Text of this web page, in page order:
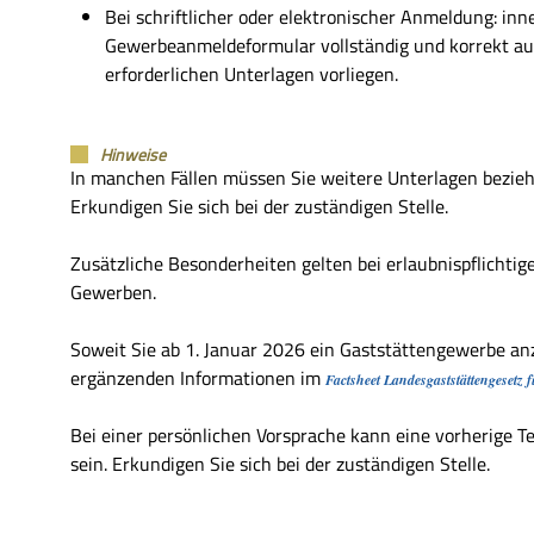
Bei schriftlicher oder elektronischer Anmeldung:
Gewerbeanmeldeformular vollständig und korrekt
erforderlichen Unterlagen vorliegen.
Hinweise
In manchen Fällen müssen Sie weitere Unterlagen
Erkundigen Sie sich bei der zuständigen Stelle.
Zusätzliche Besonderheiten gelten bei
Gewerben.
Soweit Sie ab 1. Januar 2026 ein Gaststättengewerbe
ergänzenden Informationen im Factsheet Landesgaststättengesetz
Bei einer persönlichen Vorsprache kann eine vorherige
sein. Erkundigen Sie sich bei der zuständigen Stelle.